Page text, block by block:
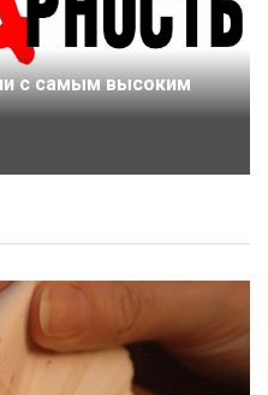
с самым высоким